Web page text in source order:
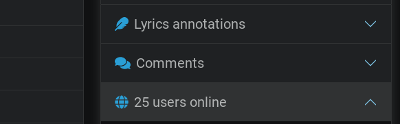
Lyrics annotations
Comments
25 users online